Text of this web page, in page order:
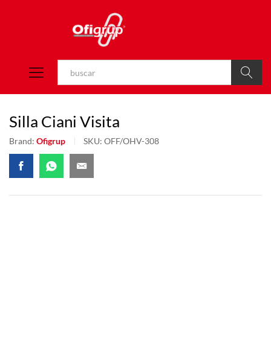
Buscar
Silla Ciani Visita
Brand: Ofigrup SKU: OFF/OHV-308